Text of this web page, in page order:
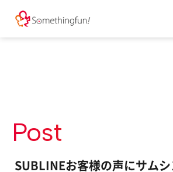
Post
SUBLINEお客様の声にサム